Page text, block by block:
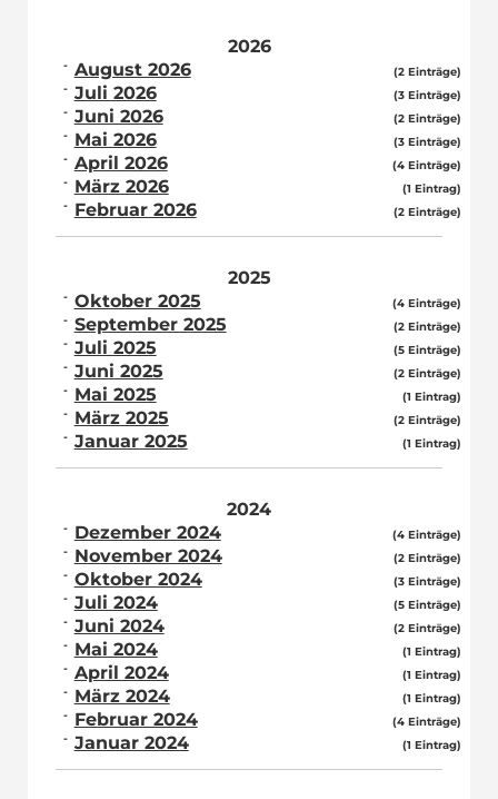
2026
August 2026
(2 Einträge)
Juli 2026 (3 Einträge)
Juni 2026 (2 Einträge)
Mai 2026 (3 Einträge)
April 2026 (4 Einträge)
März 2026 (1 Eintrag)
Februar 2026 (2 Einträge)
2025
Oktober 2025
(4 Einträge)
September 2025 (2 Einträge)
Juli 2025 (5 Einträge)
Juni 2025 (2 Einträge)
Mai 2025 (1 Eintrag)
März 2025 (2 Einträge)
Januar 2025 (1 Eintrag)
2024
Dezember 2024
(4 Einträge)
November 2024 (2 Einträge)
Oktober 2024 (3 Einträge)
Juli 2024 (5 Einträge)
Juni 2024 (2 Einträge)
Mai 2024 (1 Eintrag)
April 2024 (1 Eintrag)
März 2024 (1 Eintrag)
Februar 2024 (4 Einträge)
Januar 2024 (1 Eintrag)